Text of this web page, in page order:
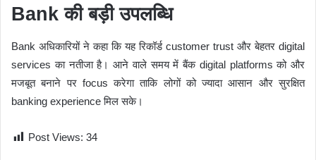
Bank की बड़ी उपलब्धि
Bank अधिकारियों ने कहा कि यह रिकॉर्ड customer trust और बेहतर digital
services का नतीजा है। आने वाले समय में बैंक digital platforms को और
मजबूत बनाने पर focus करेगा ताकि लोगों को ज्यादा आसान और सुरक्षित
banking experience मिल सके।
Post Views: 34